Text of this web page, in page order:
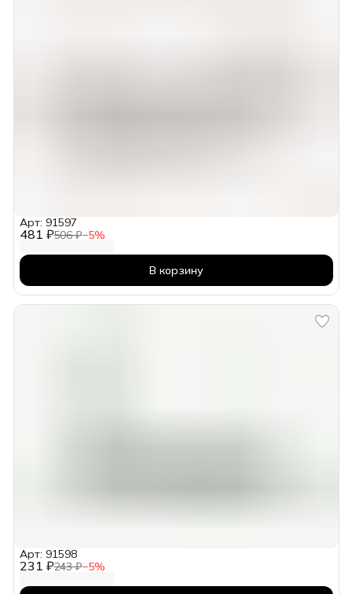
481 ₽506 ₽−5%
Арт: 91597
В корзину
231 ₽243 ₽−5%
Арт: 91598